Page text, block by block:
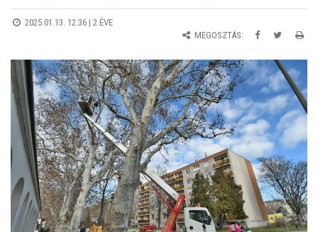
2025.01.13. 12:36 | 2 ÉVE
MEGOSZTÁS: